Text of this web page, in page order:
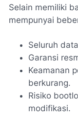
Selain memiliki
mempunyai
Seluruh
Garansi
Keamanan
berkurang.
Risiko
modifikasi.